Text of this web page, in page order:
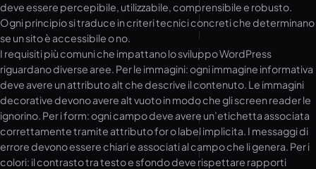
deve essere percepibile, utilizzabile, comprensibile e robusto.
Ogni principio si traduce in criteri tecnici concreti che determinano
se un sito è accessibile o no.
I requisiti più comuni che impattano lo sviluppo WordPress
riguardano diverse aree. Per le immagini: ogni immagine informativa
deve avere un attributo alt che descrive il contenuto. Le immagini
decorative devono avere alt vuoto in modo che gli screen reader le
ignorino. Per i form: ogni campo deve avere un’etichetta associata
correttamente tramite attributo for o label implicita. I messaggi di
errore devono essere chiari e associati al campo che li genera. Per i
colori: il contrasto tra testo e sfondo deve rispettare rapporti